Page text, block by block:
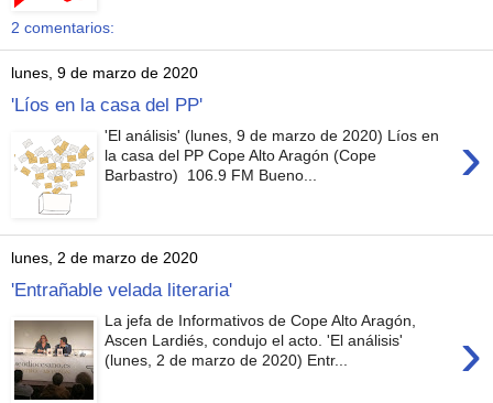
2 comentarios:
lunes, 9 de marzo de 2020
'Líos en la casa del PP'
›
'El análisis' (lunes, 9 de marzo de 2020) Líos en
la casa del PP Cope Alto Aragón (Cope
Barbastro) 106.9 FM Bueno...
lunes, 2 de marzo de 2020
'Entrañable velada literaria'
›
La jefa de Informativos de Cope Alto Aragón,
Ascen Lardiés, condujo el acto. 'El análisis'
(lunes, 2 de marzo de 2020) Entr...